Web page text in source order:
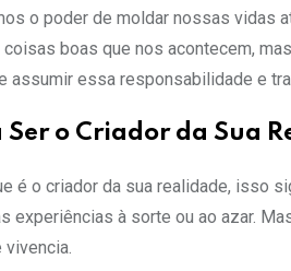
o poder de moldar nossas
boas que nos acontecem,
assumir essa responsabilidade e
Ser o Criador da Sua
é o criador da sua realidade, isso
experiências à sorte ou ao azar.